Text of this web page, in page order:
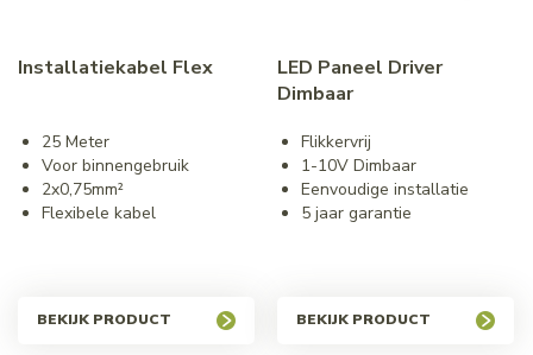
Installatiekabel Flex
25 Meter
Voor binnengebruik
2x0,75mm²
Flexibele kabel
BEKIJK PRODUCT
LED Paneel Driver
Dimbaar
Flikkervrij
1-10V Dimbaar
Eenvoudige installatie
5 jaar garantie
BEKIJK PRODUCT